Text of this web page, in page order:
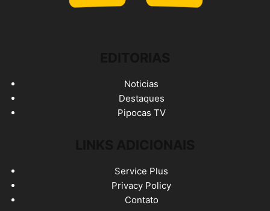
Noticias
Destaques
Pipocas TV
Service Plus
Privacy Policy
Contato